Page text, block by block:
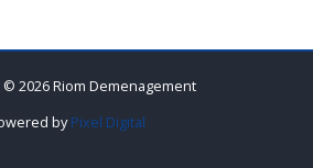
© 2026 Riom Demenagement
byPixel Digital